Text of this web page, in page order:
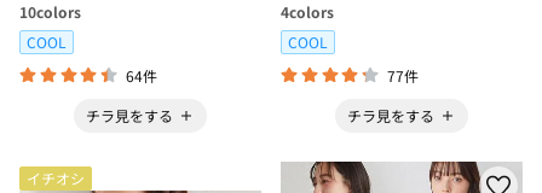
10colors
COOL
64件
チラ見をする
4colors
COOL
77件
チラ見をする
イチオシ